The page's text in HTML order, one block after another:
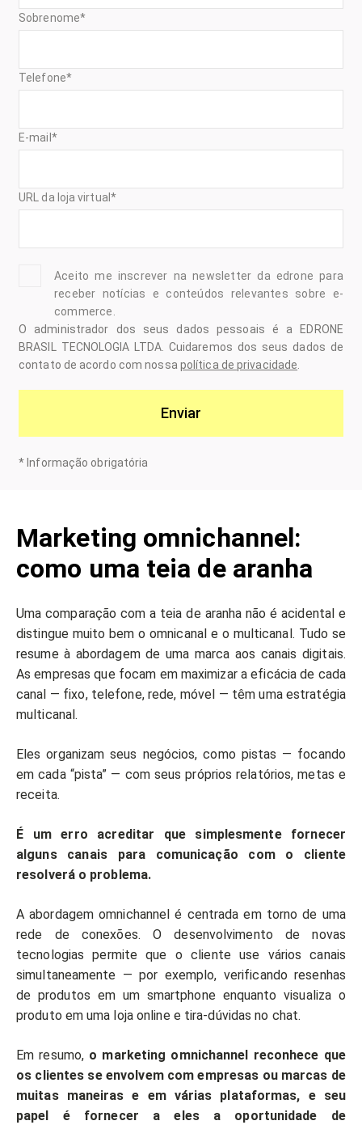
Sobrenome*
Telefone*
E-mail *
URL da loja virtual *
Aceito me inscrever na newsletter da edrone para
receber notícias e conteúdos relevantes sobre e-
commerce.
O administrador dos seus dados pessoais é a EDRONE
BRASIL TECNOLOGIA LTDA. Cuidaremos dos seus dados de
contato de acordo com nossa política de privacidade
Enviar
* Informação obrigatória
Marketing omnichannel:
como uma teia de aranha
Uma comparação com a teia de aranha não é acidental e
distingue muito bem o omnicanal e o multicanal. Tudo se
resume à abordagem de uma marca aos canais digitais.
As empresas que focam em maximizar a eficácia de cada
canal — fixo, telefone, rede, móvel — têm uma estratégia
multicanal.
Eles organizam seus negócios, como pistas — focando
em cada “pista” — com seus próprios relatórios, metas e
receita.
É um erro acreditar que simplesmente fornecer
alguns canais para comunicação com o cliente
resolverá o problema.
A abordagem omnichannel é centrada em torno de uma
rede de conexões. O desenvolvimento de novas
tecnologias permite que o cliente use vários canais
simultaneamente — por exemplo, verificando resenhas
de produtos em um smartphone enquanto visualiza o
produto em uma loja online e tira-dúvidas no chat.
Em resumo, o marketing omnichannel reconhece que
os clientes se envolvem com empresas ou marcas de
muitas maneiras e em várias plataformas, e seu
papel é fornecer a eles a oportunidade de